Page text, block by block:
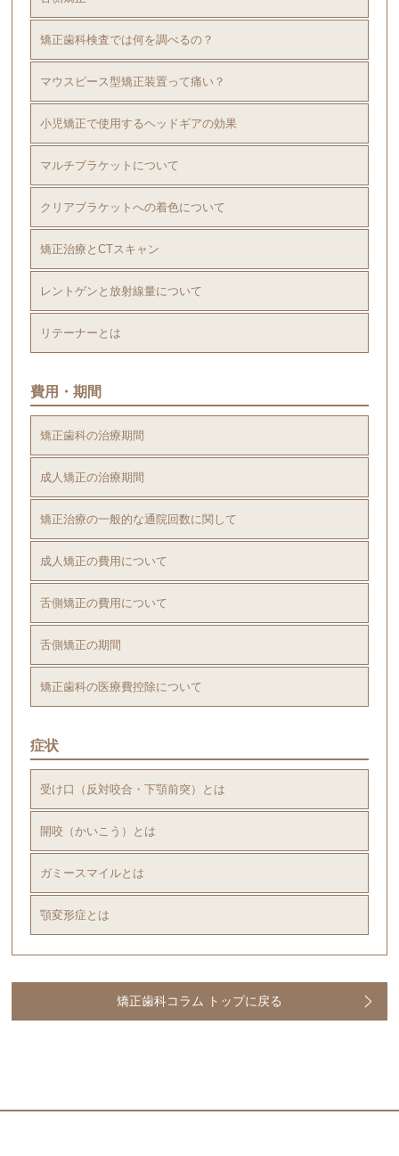
矯正歯科検査では何を調べるの？
マウスピース型矯正装置って痛い？
小児矯正で使用するヘッドギアの効果
マルチブラケットについて
クリアブラケットへの着色について
矯正治療とCTスキャン
レントゲンと放射線量について
リテーナーとは
費用・期間
矯正歯科の治療期間
成人矯正の治療期間
矯正治療の一般的な通院回数に関して
成人矯正の費用について
舌側矯正の費用について
舌側矯正の期間
矯正歯科の医療費控除について
症状
受け口（反対咬合・下顎前突）とは
開咬（かいこう）とは
ガミースマイルとは
顎変形症とは
矯正歯科コラム トップに戻る